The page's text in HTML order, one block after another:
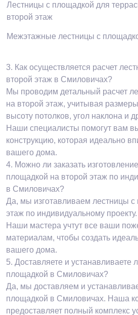
Лестницы с площадкой для
второй этаж
Межэтажные лестницы с
3. Как осуществляется расчет
второй этаж в Смиловичах?
Мы проводим детальный расчет
на второй этаж, учитывая
высоту потолков, угол наклона и
Наши специалисты помогут вам
конструкцию, которая идеально
вашего дома.
4. Можно ли заказать
площадкой на второй этаж по
в Смиловичах?
Да, мы изготавливаем лестницы с
этаж по индивидуальному проекту.
Наши мастера учтут все ваши
материалам, чтобы создать
вашего дома.
5. Доставляете и устанавливаете
площадкой в Смиловичах?
Да, мы доставляем и
площадкой в Смиловичах. Наша
предоставляет полный комплекс